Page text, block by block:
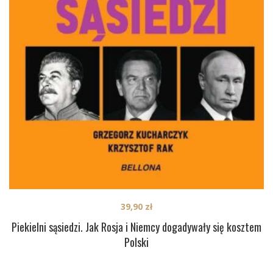
Piekielni sąsiedzi. Jak Rosja i Niemcy dogadywały się kosztem
Polski
39,90 zł